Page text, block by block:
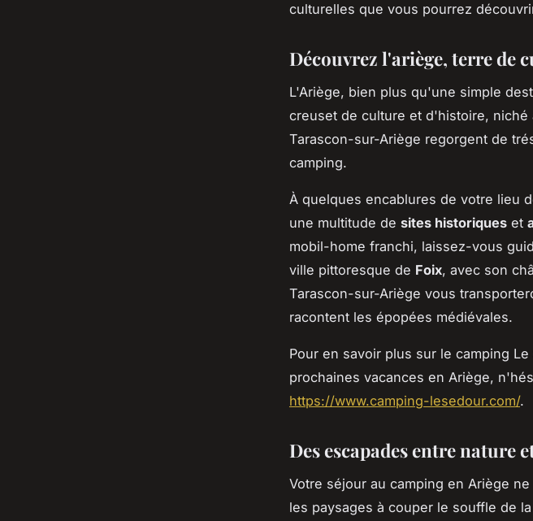
culturelles que vous pourrez
Découvrez l'ariège, terre de
L'Ariège, bien plus qu'une simple
creuset de culture et d'histoire,
Tarascon-sur-Ariège regorgent de
camping.
À quelques encablures de votre lieu
une multitude de sites historiques et
mobil-home franchi, laissez-vous
ville pittoresque de Foix, avec son
Tarascon-sur-Ariège vous
racontent les épopées médiévales.
Pour en savoir plus sur le camping
prochaines vacances en Ariège,
https://www.camping-lesedour.com/.
Des escapades entre nature
Votre séjour au camping en Ariège
les paysages à couper le souffle de